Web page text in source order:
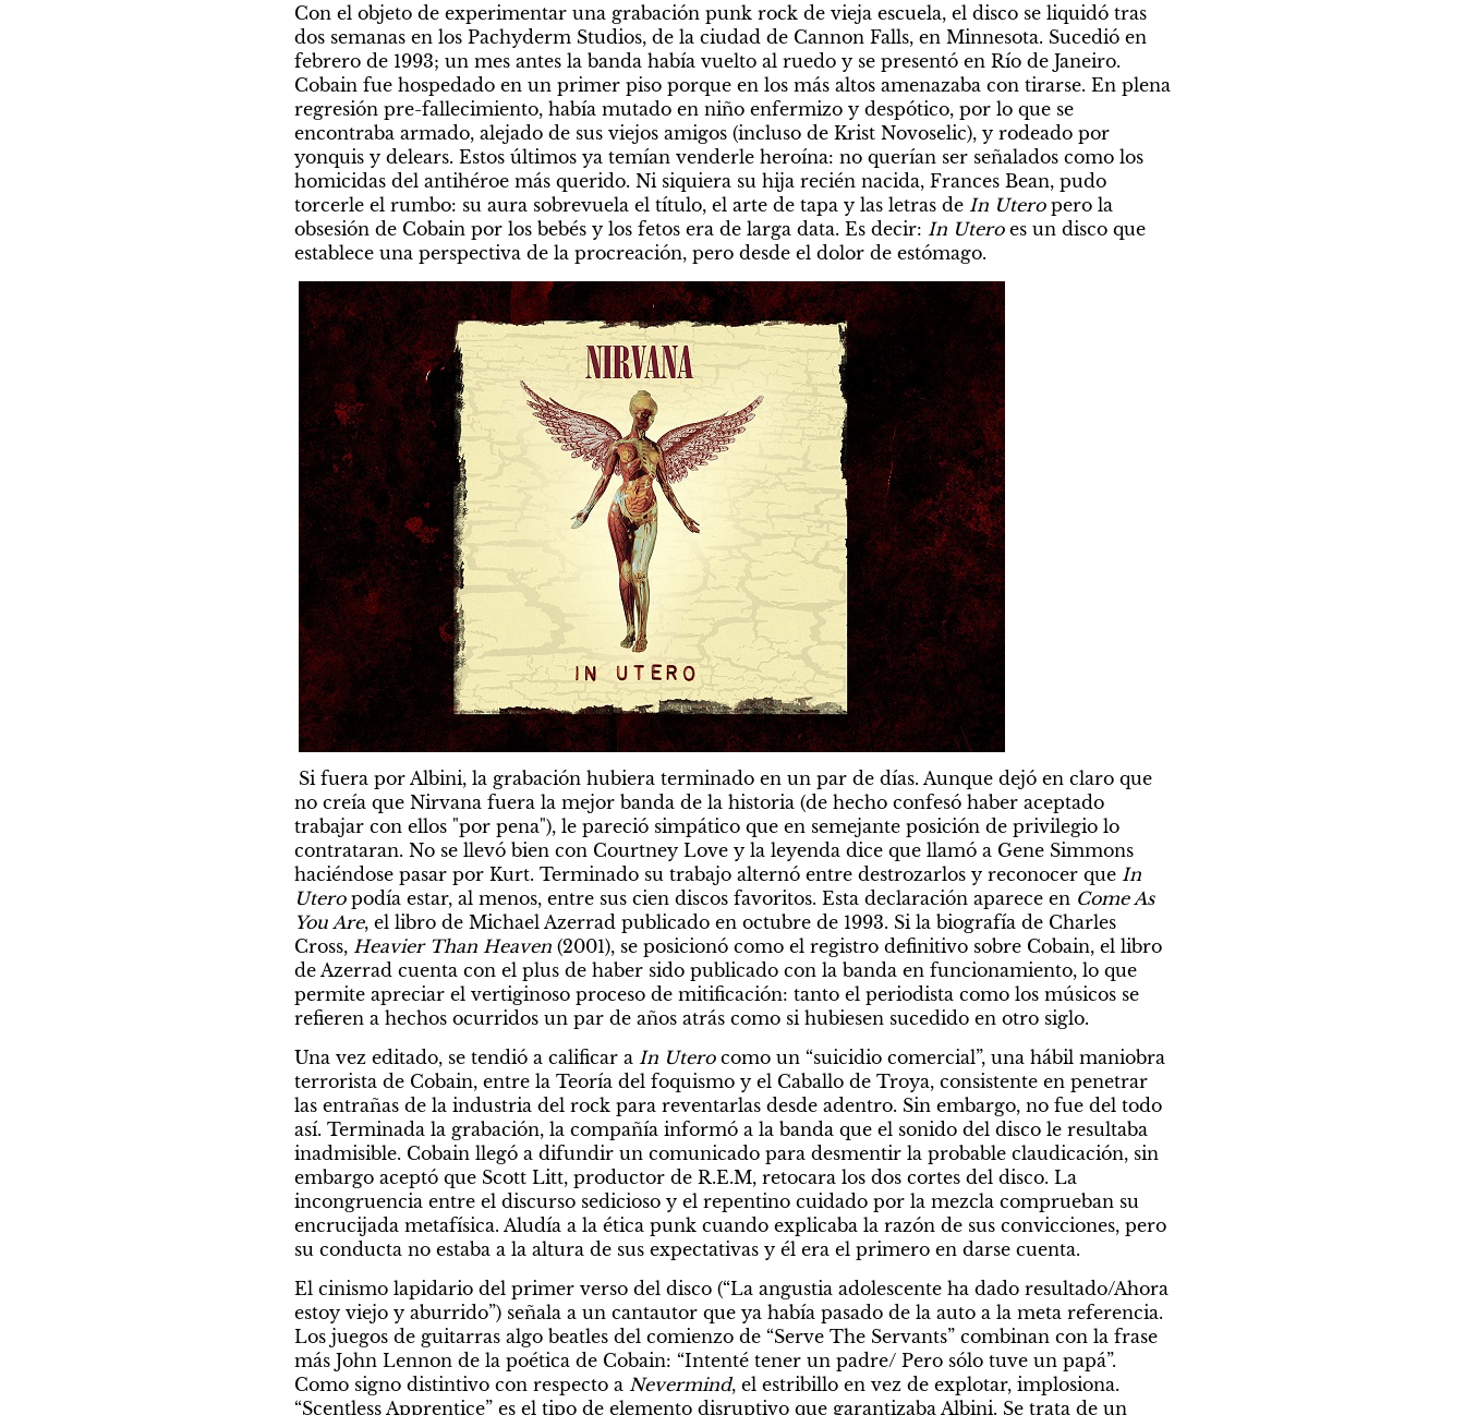
Con el objeto de experimentar una grabación punk rock de vieja escuela, el disco se liquidó tras
dos semanas en los Pachyderm Studios, de la ciudad de Cannon Falls, en Minnesota. Sucedió en
febrero de 1993; un mes antes la banda había vuelto al ruedo y se presentó en Río de Janeiro.
Cobain fue hospedado en un primer piso porque en los más altos amenazaba con tirarse. En plena
regresión pre-fallecimiento, había mutado en niño enfermizo y despótico, por lo que se
encontraba armado, alejado de sus viejos amigos (incluso de Krist Novoselic), y rodeado por
yonquis y delears. Estos últimos ya temían venderle heroína: no querían ser señalados como los
homicidas del antihéroe más querido. Ni siquiera su hija recién nacida, Frances Bean, pudo
torcerle el rumbo: su aura sobrevuela el título, el arte de tapa y las letras de In Utero pero la
obsesión de Cobain por los bebés y los fetos era de larga data. Es decir: In Utero es un disco que
establece una perspectiva de la procreación, pero desde el dolor de estómago.
Si fuera por Albini, la grabación hubiera terminado en un par de días. Aunque dejó en claro que
no creía que Nirvana fuera la mejor banda de la historia (de hecho confesó haber aceptado
trabajar con ellos "por pena"), le pareció simpático que en semejante posición de privilegio lo
contrataran. No se llevó bien con Courtney Love y la leyenda dice que llamó a Gene Simmons
haciéndose pasar por Kurt. Terminado su trabajo alternó entre destrozarlos y reconocer que In
Utero podía estar, al menos, entre sus cien discos favoritos. Esta declaración aparece en Come As
You Are, el libro de Michael Azerrad publicado en octubre de 1993. Si la biografía de Charles
Cross, Heavier Than Heaven (2001), se posicionó como el registro definitivo sobre Cobain, el libro
de Azerrad cuenta con el plus de haber sido publicado con la banda en funcionamiento, lo que
permite apreciar el vertiginoso proceso de mitificación: tanto el periodista como los músicos se
refieren a hechos ocurridos un par de años atrás como si hubiesen sucedido en otro siglo.
Una vez editado, se tendió a calificar a In Utero como un “suicidio comercial”, una hábil maniobra
terrorista de Cobain, entre la Teoría del foquismo y el Caballo de Troya, consistente en penetrar
las entrañas de la industria del rock para reventarlas desde adentro. Sin embargo, no fue del todo
así. Terminada la grabación, la compañía informó a la banda que el sonido del disco le resultaba
inadmisible. Cobain llegó a difundir un comunicado para desmentir la probable claudicación, sin
embargo aceptó que Scott Litt, productor de R.E.M, retocara los dos cortes del disco. La
incongruencia entre el discurso sedicioso y el repentino cuidado por la mezcla comprueban su
encrucijada metafísica. Aludía a la ética punk cuando explicaba la razón de sus convicciones, pero
su conducta no estaba a la altura de sus expectativas y él era el primero en darse cuenta.
El cinismo lapidario del primer verso del disco (“La angustia adolescente ha dado resultado/Ahora
estoy viejo y aburrido”) señala a un cantautor que ya había pasado de la auto a la meta referencia.
Los juegos de guitarras algo beatles del comienzo de “Serve The Servants” combinan con la frase
más John Lennon de la poética de Cobain: “Intenté tener un padre/ Pero sólo tuve un papá”.
Como signo distintivo con respecto a Nevermind, el estribillo en vez de explotar, implosiona.
“Scentless Apprentice” es el tipo de elemento disruptivo que garantizaba Albini. Se trata de un